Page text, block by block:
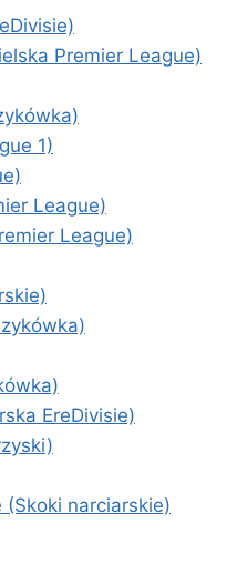
Premier League)
1)
League)
League)
EreDivisie)
narciarskie)